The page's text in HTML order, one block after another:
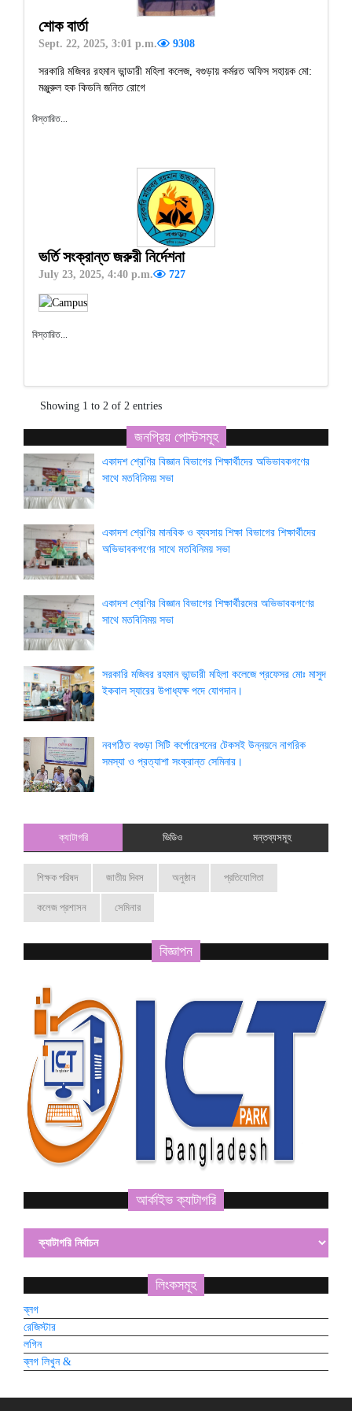
শোক বার্তা
Sept. 22, 2025, 3:01 p.m. 9308
সরকারি মজিবর রহমান ভান্ডারী মহিলা কলেজ, বগুড়ায় কর্মরত অফিস সহায়ক মো:
মঞ্জুরুল হক কিডনি জনিত রোগে
বিস্তারিত...
ভর্তি সংক্রান্ত জরুরী নির্দেশনা
July 23, 2025, 4:40 p.m. 727
বিস্তারিত...
Showing 1 to 2 of 2 entries
জনপ্রিয় পোস্টসমূহ
একাদশ শ্রেণির বিজ্ঞান বিভাগের শিক্ষার্থীদের অভিভাবকগণের
সাথে মতবিনিময় সভা
একাদশ শ্রেণির মানবিক ও ব্যবসায় শিক্ষা বিভাগের শিক্ষার্থীদের
অভিভাবকগণের সাথে মতবিনিময় সভা
একাদশ শ্রেণির বিজ্ঞান বিভাগের শিক্ষার্থীরদের অভিভাবকগণের
সাথে মতবিনিময় সভা
সরকারি মজিবর রহমান ভান্ডারী মহিলা কলেজে প্রফেসর মোঃ মাসুদ
ইকবাল স্যারের উপাধ্যক্ষ পদে যোগদান।
নবগঠিত বগুড়া সিটি কর্পোরেশনের টেকসই উন্নয়নে নাগরিক
সমস্যা ও প্রত্যাশা সংক্রান্ত সেমিনার।
ক্যাটাগরি ভিডিও মন্তব্যসমূহ
শিক্ষক পরিষদ জাতীয় দিবস অনুষ্ঠান প্রতিযোগিতা
কলেজ প্রশাসন সেমিনার
বিজ্ঞাপন
আর্কাইভ ক্যাটাগরি
লিংকসমূহ
ব্লগ
রেজিস্টার
লগিন
ব্লগ লিখুন &